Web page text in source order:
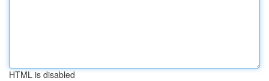
HTML is disabled